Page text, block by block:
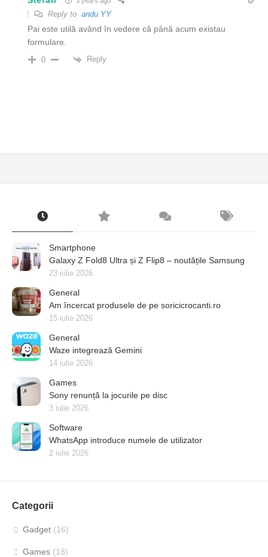
Reply to andu YY
Pai este utilă având în vedere că până acum existau
formulare.
0 Reply
Smartphone
Galaxy Z Fold8 Ultra și Z Flip8 – noutățile Samsung
23 iulie 2026
General
Am încercat produsele de pe soricicrocanti.ro
15 iulie 2026
General
Waze integrează Gemini
14 iulie 2026
Games
Sony renunță la jocurile pe disc
3 iulie 2026
Software
WhatsApp introduce numele de utilizator
2 iulie 2026
Categorii
Gadget (16)
Games (18)